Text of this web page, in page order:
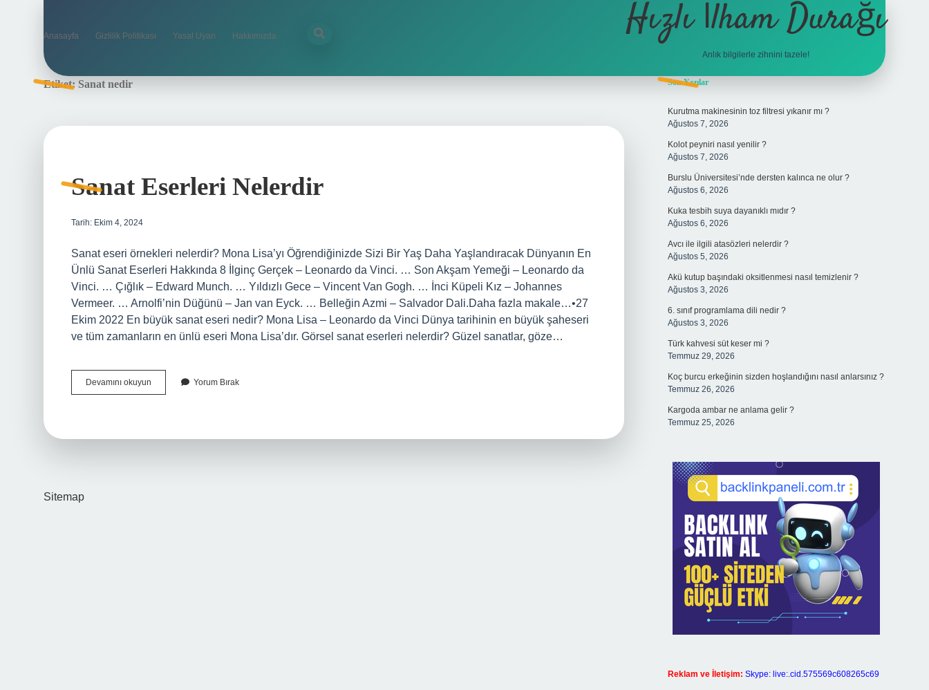
Anasayfa Gizlilik Politikası Yasal Uyarı Hakkımızda Hızlı İlham Durağı
Anlık bilgilerle zihnini tazele!
Etiket: Sanat nedir
Sanat Eserleri Nelerdir
Tarih: Ekim 4, 2024
Sanat eseri örnekleri nelerdir? Mona Lisa’yı Öğrendiğinizde Sizi Bir Yaş Daha Yaşlandıracak Dünyanın En
Ünlü Sanat Eserleri Hakkında 8 İlginç Gerçek – Leonardo da Vinci. … Son Akşam Yemeği – Leonardo da
Vinci. … Çığlık – Edward Munch. … Yıldızlı Gece – Vincent Van Gogh. … İnci Küpeli Kız – Johannes
Vermeer. … Arnolfi’nin Düğünü – Jan van Eyck. … Belleğin Azmi – Salvador Dali.Daha fazla makale…•27
Ekim 2022 En büyük sanat eseri nedir? Mona Lisa – Leonardo da Vinci Dünya tarihinin en büyük şaheseri
ve tüm zamanların en ünlü eseri Mona Lisa’dır. Görsel sanat eserleri nelerdir? Güzel sanatlar, göze…
Devamını okuyun
Eserleri
Yorum Bırak
Sitemap
Sidebar
Son Yazılar
Kurutma makinesinin toz filtresi yıkanır mı ?
Ağustos 7, 2026
Kolot peyniri nasıl yenilir ?
Ağustos 7, 2026
Burslu Üniversitesi’nde dersten kalınca ne olur ?
Ağustos 6, 2026
Kuka tesbih suya dayanıklı mıdır ?
Ağustos 6, 2026
Avcı ile ilgili atasözleri nelerdir ?
Ağustos 5, 2026
Akü kutup başındaki oksitlenmesi nasıl temizlenir ?
Ağustos 3, 2026
6. sınıf programlama dili nedir ?
Ağustos 3, 2026
Türk kahvesi süt keser mi ?
Temmuz 29, 2026
Koç burcu erkeğinin sizden hoşlandığını nasıl anlarsınız ?
Temmuz 26, 2026
Kargoda ambar ne anlama gelir ?
Temmuz 25, 2026
Reklam ve İletişim: Skype: live:.cid.575569c608265c69